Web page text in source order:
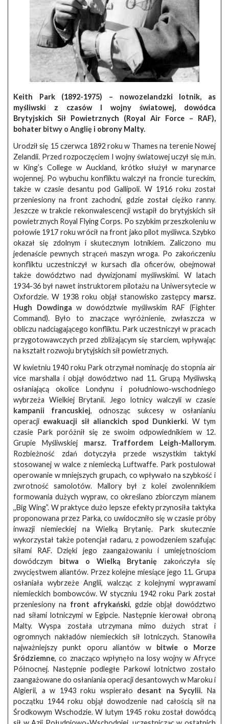
Keith Park (1892-1975) – nowozelandzki lotnik, as
myśliwski z czasów I wojny światowej, dowódca
Brytyjskich Sił Powietrznych (Royal Air Force – RAF),
bohater bitwy o Anglię i obrony Malty.
Urodził się 15 czerwca 1892 roku w Thames na terenie Nowej
Zelandii. Przed rozpoczęciem I wojny światowej uczył się m.in.
w King’s College w Auckland, krótko służył w marynarce
wojennej. Po wybuchu konfliktu walczył na froncie tureckim,
także w czasie desantu pod Gallipoli. W 1916 roku został
przeniesiony na front zachodni, gdzie został ciężko ranny.
Jeszcze w trakcie rekonwalescencji wstąpił do brytyjskich sił
powietrznych Royal Flying Corps. Po szybkim przeszkoleniu w
połowie 1917 roku wrócił na front jako pilot myśliwca. Szybko
okazał się zdolnym i skutecznym lotnikiem. Zaliczono mu
jedenaście pewnych strąceń maszyn wroga. Po zakończeniu
konfliktu uczestniczył w kursach dla oficerów, obejmował
także dowództwo nad dywizjonami myśliwskimi. W latach
1934-36 był nawet instruktorem pilotażu na Uniwersytecie w
Oxfordzie. W 1938 roku objął stanowisko zastępcy marsz.
Hugh Dowdinga w dowództwie myśliwskim RAF (Fighter
Command). Było to znaczące wyróżnienie, zwłaszcza w
obliczu nadciągającego konfliktu. Park uczestniczył w pracach
przygotowawczych przed zbliżającym się starciem, wpływając
na kształt rozwoju brytyjskich sił powietrznych.
W kwietniu 1940 roku Park otrzymał nominację do stopnia air
vice marshalla i objął dowództwo nad 11. Grupą Myśliwską
osłaniającą okolice Londynu i południowo-wschodniego
wybrzeża Wielkiej Brytanii. Jego lotnicy walczyli w czasie
kampanii francuskiej, odnosząc sukcesy w osłanianiu
operacji ewakuacji sił alianckich spod Dunkierki. W tym
czasie Park poróżnił się ze swoim odpowiednikiem w 12.
Grupie Myśliwskiej marsz. Traffordem Leigh-Mallorym.
Rozbieżność zdań dotyczyła przede wszystkim taktyki
stosowanej w walce z niemiecką Luftwaffe. Park postulował
operowanie w mniejszych grupach, co wpływało na szybkość i
zwrotność samolotów. Mallory był z kolei zwolennikiem
formowania dużych wypraw, co określano zbiorczym mianem
,,Big Wing”. W praktyce dużo lepsze efekty przynosiła taktyka
proponowana przez Parka, co uwidoczniło się w czasie próby
inwazji niemieckiej na Wielką Brytanię. Park skutecznie
wykorzystał także potencjał radaru, z powodzeniem szafując
siłami RAF. Dzięki jego zaangażowaniu i umiejętnościom
dowódczym bitwa o Wielką Brytanię zakończyła się
zwycięstwem aliantów. Przez kolejne miesiące jego 11. Grupa
osłaniała wybrzeże Anglii, walcząc z kolejnymi wyprawami
niemieckich bombowców. W styczniu 1942 roku Park został
przeniesiony na front afrykański, gdzie objął dowództwo
nad siłami lotniczymi w Egipcie. Następnie kierował obroną
Malty. Wyspa została utrzymana mimo dużych strat i
ogromnych nakładów niemieckich sił lotniczych. Stanowiła
najważniejszy punkt oporu aliantów w bitwie o Morze
Śródziemne, co znacząco wpłynęło na losy wojny w Afryce
Północnej. Następnie podległe Parkowi lotnictwo zostało
zaangażowane do osłaniania operacji desantowych w Maroku i
Algierii, a w 1943 roku wspierało desant na Sycylii. Na
początku 1944 roku objął dowodzenie nad całością sił na
Środkowym Wschodzie. W lutym 1945 roku został dowódcą